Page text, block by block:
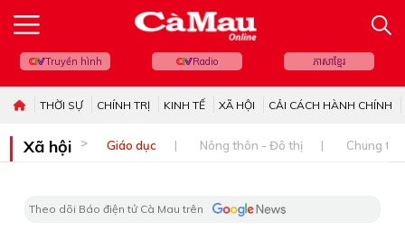
Truyền hình Radio ភាសាខ្មែរ
THỜI SỰ CHÍNH TRỊ KINH TẾ XÃ HỘI CẢI CÁCH HÀNH CHÍNH
Xã hội Giáo dục Nông thôn - Đô thị Chung
Theo dõi Báo điện tử Cà Mau trên